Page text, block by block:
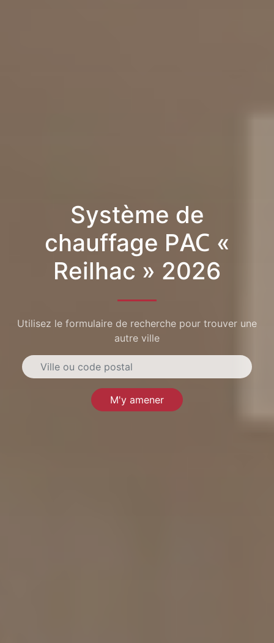
Système de
chauffage PAC «
Reilhac » 2026
Utilisez le formulaire de recherche pour trouver une
autre ville
M'y amener